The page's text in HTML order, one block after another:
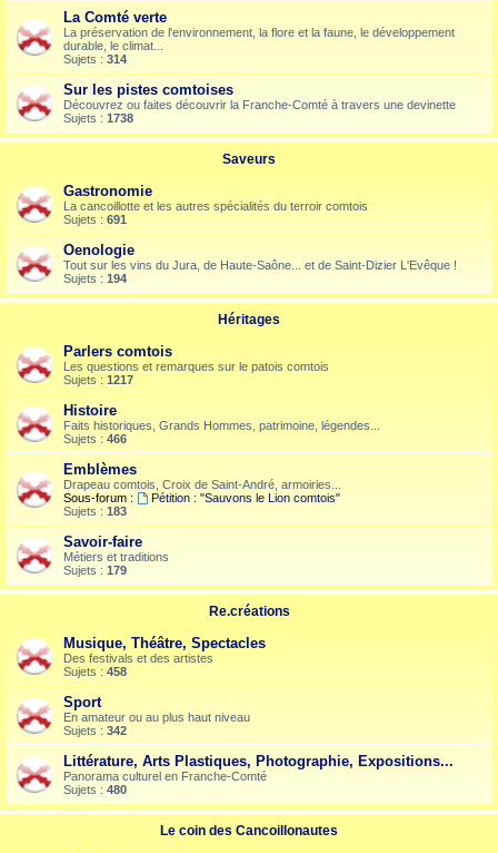
La Comté verte
La préservation de l'environnement, la flore et la faune, le développement
durable, le climat...
Sujets : 314
Sur les pistes comtoises
Découvrez ou faites découvrir la Franche-Comté à travers une devinette
Sujets : 1738
Saveurs
Gastronomie
La cancoillotte et les autres spécialités du terroir comtois
Sujets : 691
Oenologie
Tout sur les vins du Jura, de Haute-Saône... et de Saint-Dizier L'Evêque !
Sujets : 194
Héritages
Parlers comtois
Les questions et remarques sur le patois comtois
Sujets : 1217
Histoire
Faits historiques, Grands Hommes, patrimoine, légendes...
Sujets : 466
Emblèmes
Drapeau comtois, Croix de Saint-André, armoiries...
Sous-forum :
Pétition : "Sauvons le Lion comtois"
Sujets : 183
Savoir-faire
Métiers et traditions
Sujets : 179
Re.créations
Musique, Théâtre, Spectacles
Des festivals et des artistes
Sujets : 458
Sport
En amateur ou au plus haut niveau
Sujets : 342
Littérature, Arts Plastiques, Photographie, Expositions...
Panorama culturel en Franche-Comté
Sujets : 480
Le coin des Cancoillonautes